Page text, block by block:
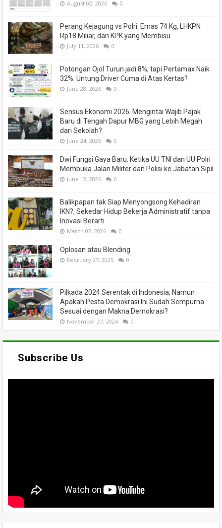
August 02, 2026 0
Perang Kejagung vs Polri: Emas 74 Kg, LHKPN
Rp18 Miliar, dan KPK yang Membisu
July 11, 2026 0
Potongan Ojol Turun jadi 8%, tapi Pertamax Naik
32%: Untung Driver Cuma di Atas Kertas?
June 28, 2026 0
Sensus Ekonomi 2026: Mengintai Wajib Pajak
Baru di Tengah Dapur MBG yang Lebih Megah
dari Sekolah?
June 24, 2026 0
Dwi Fungsi Gaya Baru: Ketika UU TNI dan UU Polri
Membuka Jalan Militer dan Polisi ke Jabatan Sipil
June 12, 2026 0
Balikpapan tak Siap Menyongsong Kehadiran
IKN?, Sekedar Hidup Bekerja Administratif tanpa
Inovasi Berarti
March 02, 2026 0
Oplosan atau Blending
February 27, 2025 0
Pilkada 2024 Serentak di Indonesia, Namun
Apakah Pesta Demokrasi Ini Sudah Sempurna
Sesuai dengan Makna Demokrasi?
November 27, 2024 0
Subscribe Us